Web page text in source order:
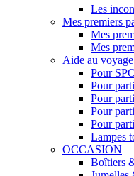
Les
Mes premiers
Mes
Mes
Aide au voyage
Pour
Pour
Pour
Pour
Pour
Lampes
OCCASION
Boîtiers